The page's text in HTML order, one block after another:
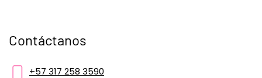
Contáctanos
+57 317 258 3590